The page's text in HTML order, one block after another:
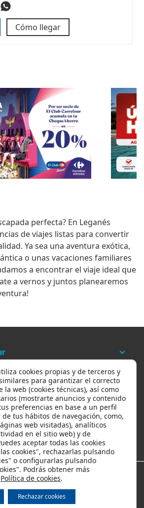
Cómo llegar
perfecta? En Leganés
de viajes listas para convertir
Ya sea una aventura exótica,
o unas vacaciones familiares
a encontrar el viaje ideal que
a vernos y juntos planearemos
cookies propias y de terceros y
para garantizar el correcto
web (cookies técnicas), así como
(mostrarte anuncios y contenido
preferencias en base a un perfil
tus hábitos de navegación, como,
web visitadas), analíticos
en el sitio web) y de
aceptar todas las cookies
cookies", rechazarlas pulsando
o configurarlas pulsando
Podrás obtener más
Política de cookies.
Rechazar cookies